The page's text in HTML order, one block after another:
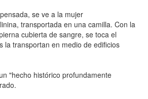
se ve a la mujer
transportada en una camilla. Con la
cubierta de sangre, se toca el
la transportan en medio de edificios
"hecho histórico profundamente